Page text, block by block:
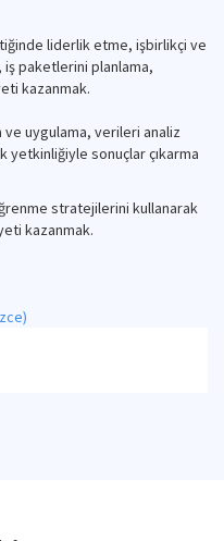
liderlik etme, işbirlikçi ve
iş paketlerini planlama,
kazanmak.
uygulama, verileri analiz
sonuçlar çıkarma
stratejilerini kullanarak
kazanmak.